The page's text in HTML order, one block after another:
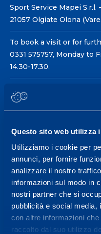
Questo sito web utilizza
Utilizziamo i cookie per
annunci, per fornire
analizzare il nostro
informazioni sul modo in
nostri partner che si
pubblicità e social media,
con altre informazioni
raccolto dal suo utilizzo
Sport Service Mapei S.r.l.
21057 Olgiate Olona
To book a visit or for
0331 575757, Monday to
14.30-17.30.
RECEPTION OPENING
From Monday to Friday
08.30 - 18.30
Service
being.
More